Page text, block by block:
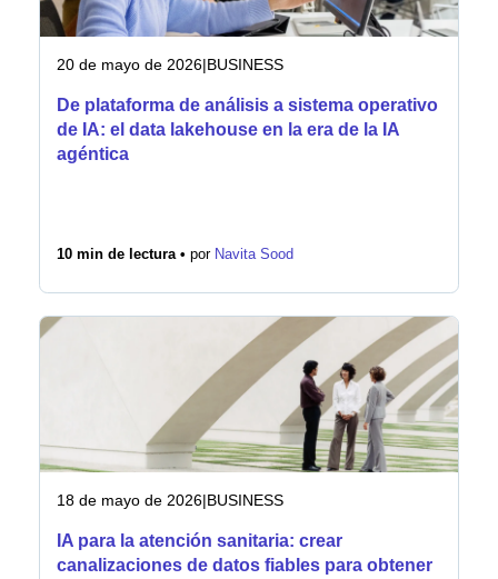
20 de mayo de 2026|BUSINESS
De plataforma de análisis a sistema operativo
de IA: el data lakehouse en la era de la IA
agéntica
10 min de lectura • por Navita Sood
18 de mayo de 2026|BUSINESS
IA para la atención sanitaria: crear
canalizaciones de datos fiables para obtener